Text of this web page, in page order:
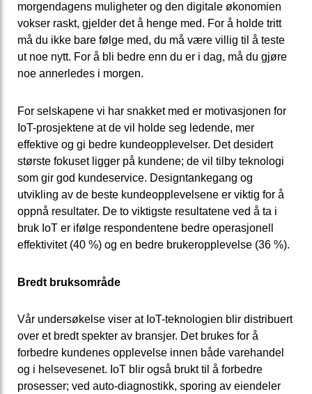
morgendagens muligheter og den digitale økonomien
vokser raskt, gjelder det å henge med. For å holde tritt
må du ikke bare følge med, du må være villig til å teste
ut noe nytt. For å bli bedre enn du er i dag, må du gjøre
noe annerledes i morgen.
For selskapene vi har snakket med er motivasjonen for
IoT-prosjektene at de vil holde seg ledende, mer
effektive og gi bedre kundeopplevelser. Det desidert
største fokuset ligger på kundene; de vil tilby teknologi
som gir god kundeservice. Designtankegang og
utvikling av de beste kundeopplevelsene er viktig for å
oppnå resultater. De to viktigste resultatene ved å ta i
bruk IoT er ifølge respondentene bedre operasjonell
effektivitet (40 %) og en bedre brukeropplevelse (36 %).
Bredt bruksområde
Vår undersøkelse viser at IoT-teknologien blir distribuert
over et bredt spekter av bransjer. Det brukes for å
forbedre kundenes opplevelse innen både varehandel
og i helsevesenet. IoT blir også brukt til å forbedre
prosesser; ved auto-diagnostikk, sporing av eiendeler